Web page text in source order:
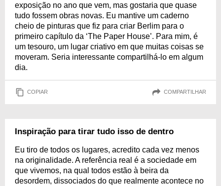
exposição no ano que vem, mas gostaria que quase
tudo fossem obras novas. Eu mantive um caderno
cheio de pinturas que fiz para criar Berlim para o
primeiro capítulo da ‘The Paper House’. Para mim, é
um tesouro, um lugar criativo em que muitas coisas se
moveram. Seria interessante compartilhá-lo em algum
dia.
COPIAR COMPARTILHAR
Inspiração para tirar tudo isso de dentro
Eu tiro de todos os lugares, acredito cada vez menos
na originalidade. A referência real é a sociedade em
que vivemos, na qual todos estão à beira da
desordem, dissociados do que realmente acontece no